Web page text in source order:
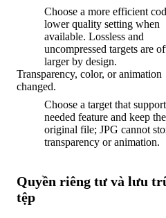
Choose a more efficient
lower quality setting when
available. Lossless and
uncompressed targets are
larger by design.
Transparency, color, or animation
changed.
Choose a target that
needed feature and keep the
original file; JPG cannot
transparency or animation.
Quyền riêng tư và lưu
tệp